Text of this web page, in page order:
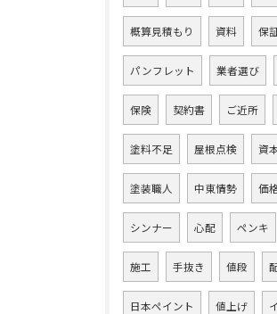
概算見積もり 資料 保
パンフレット 業者選び
保険 契約書 ご近所
塗料不足 屋根点検 資
塗装職人 中東情勢 価
シンナー 心配 ペンキ
施工 手抜き 値段
日本ペイント 値上げ